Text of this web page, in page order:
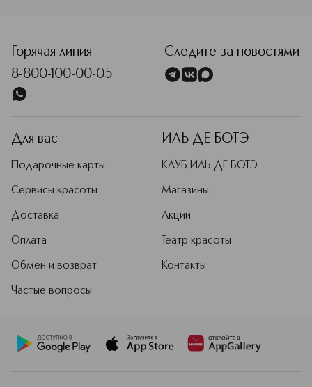
Горячая линия
8-800-100-00-05
Следите за новостями
Для вас
Подарочные карты
Сервисы красоты
Доставка
Оплата
Обмен и возврат
Частые вопросы
ИЛЬ ДЕ БОТЭ
КЛУБ ИЛЬ ДЕ БОТЭ
Магазины
Акции
Театр красоты
Контакты